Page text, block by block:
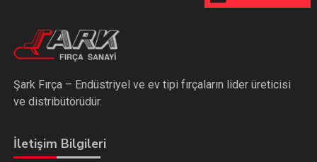
Şark Fırça – Endüstriyel ve ev tipi fırçaların lider üreticisi
ve distribütörüdür.
İletişim Bilgileri